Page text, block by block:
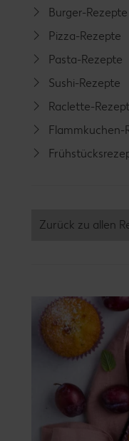
Burger-Rezepte
Pizza-Rezepte
Pasta-Rezepte
Sushi-Rezepte
Raclette-
Flammkuchen-
Zurück zu allen